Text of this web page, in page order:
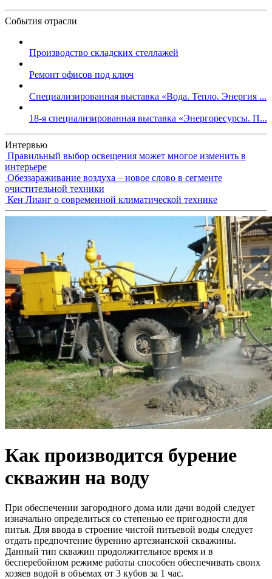
События отрасли
Производство складских стеллажей
Ремонт офисов под ключ
Специализированная выставка «Вода. Тепло. Энергия ...
18-я специализированная выставка «Энергоресурсы. П...
Интервью
Правильный выбор освещения может многое изменить в
интерьере
Обеззараживание воздуха – новое слово в сегменте
очистительной техники
Кен Лианг о современной климатической технике
Как производится бурение
скважин на воду
При обеспечении загородного дома или дачи водой следует
изначально определиться со степенью ее пригодности для
питья. Для ввода в строение чистой питьевой воды следует
отдать предпочтение бурению артезианской скважины.
Данный тип скважин продолжительное время и в
бесперебойном режиме работы способен обеспечивать своих
хозяев водой в объемах от 3 кубов за 1 час.